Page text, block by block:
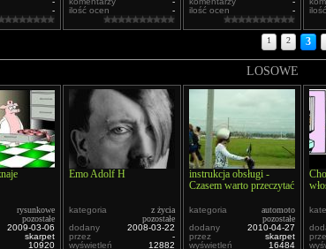
-
ilość ocen
-
ilość ocen
-
1 2 3
LOSOWE
rysunkowe
pozostałe
2009-03-06
skarpet
10920
Emo Adolf H
kategoria
z życia
pozostałe
dodany
2008-03-22
przez
-
wyświetleń
12882
instrukcja obsługi -
Czasem warto przeczytać
kategoria
automoto
pozostałe
dodany
2010-04-27
przez
skarpet
wyświetleń
16484